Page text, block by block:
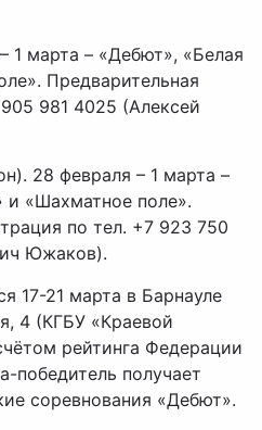
1 марта – «Дебют», «Белая
Предварительная
981 4025 (Алексей
28 февраля – 1 марта –
и «Шахматное поле».
по тел. +7 923 750
Южаков).
17-21 марта в Барнауле
4 (КГБУ «Краевой
рейтинга Федерации
победитель получает
соревнования «Дебют».